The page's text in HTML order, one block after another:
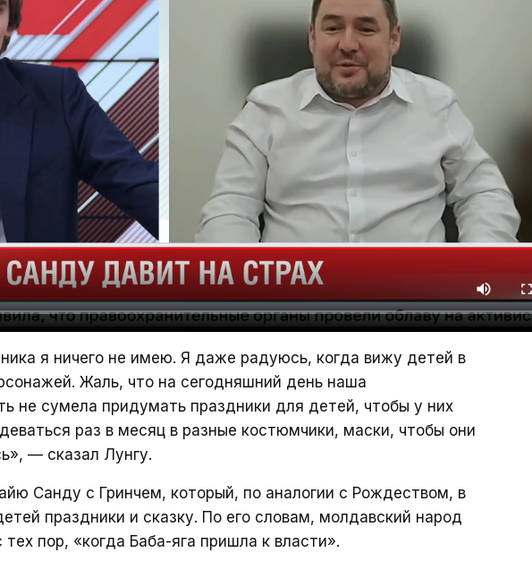
я ничего не имею. Я даже радуюсь, когда вижу детей в
Жаль, что на сегодняшний день наша
не сумела придумать праздники для детей, чтобы у них
раз в месяц в разные костюмчики, маски, чтобы они
— сказал Лунгу.
Санду с Гринчем, который, по аналогии с Рождеством, в
праздники и сказку. По его словам, молдавский народ
пор, «когда Баба-яга пришла к власти».